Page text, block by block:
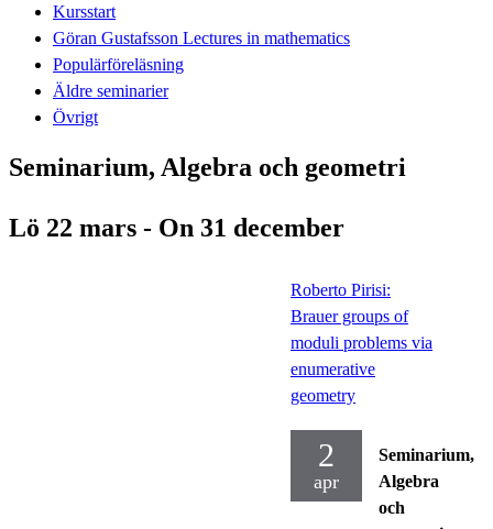
Kursstart
Göran Gustafsson Lectures in mathematics
Populärföreläsning
Äldre seminarier
Övrigt
Seminarium, Algebra och geometri
Lö 22 mars - On 31 december
Roberto Pirisi:
Brauer groups of
moduli problems via
enumerative
geometry
2
apr
Seminarium,
Algebra
och